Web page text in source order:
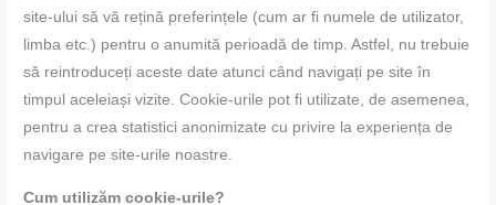
site-ului să vă rețină preferințele (cum ar fi numele de utilizator,
limba etc.) pentru o anumită perioadă de timp. Astfel, nu trebuie
să reintroduceți aceste date atunci când navigați pe site în
timpul aceleiași vizite. Cookie-urile pot fi utilizate, de asemenea,
pentru a crea statistici anonimizate cu privire la experiența de
navigare pe site-urile noastre.
Cum utilizăm cookie-urile?